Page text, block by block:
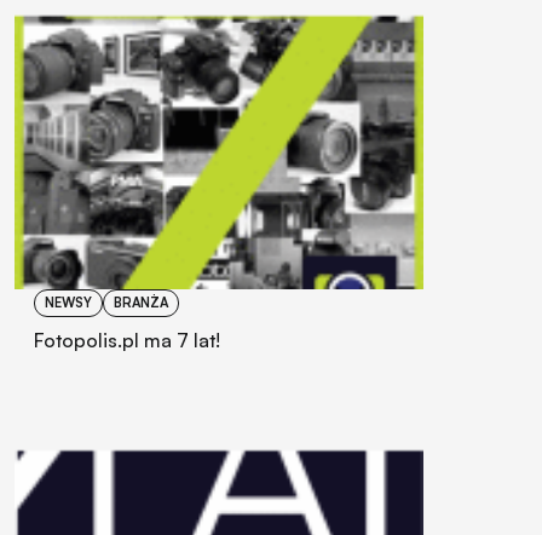
NEWSY BRANŻA
Fotopolis.pl ma 7 lat!